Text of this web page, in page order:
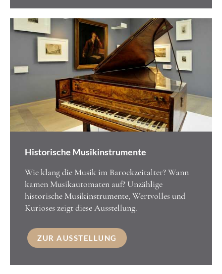
Historische Musikinstrumente
Wie klang die Musik im Barockzeitalter? Wann
kamen Musikautomaten auf? Unzählige
historische Musikinstrumente, Wertvolles und
Kurioses zeigt diese Ausstellung.
ZUR AUSSTELLUNG